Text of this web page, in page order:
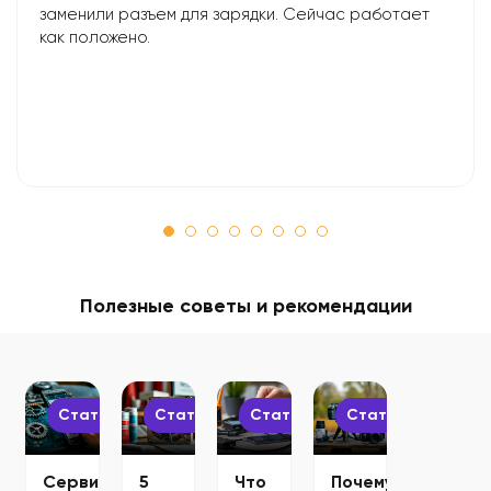
заменили разъем для зарядки. Сейчас работает
как положено.
Полезные советы и рекомендации
Статьи
Сервисные
Статьи
5
Статьи
Что
Статьи
Почему